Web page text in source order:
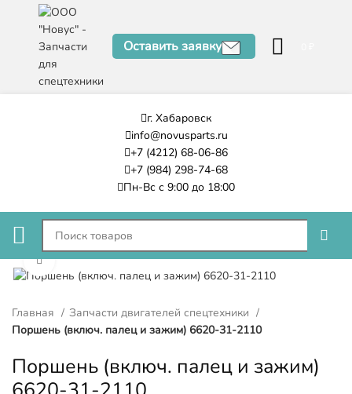
Оставить заявку
г. Хабаровск
info@novusparts.ru
+7 (4212) 68-06-86
+7 (984) 298-74-68
Пн-Вс с 9:00 до 18:00
Нажмите, чтобы увеличить
Главная
Запчасти двигателей спецтехники
Поршень (включ. палец и зажим) 6620-31-2110
Поршень (включ. палец и зажим)